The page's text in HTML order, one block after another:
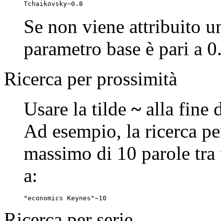
Tchaikovsky~0.8
Se non viene attribuito
parametro base è pari a
Ricerca per prossimità
Usare la tilde ~ alla fine
Ad esempio, la ricerca
massimo di 10 parole
a:
"economics Keynes"~10